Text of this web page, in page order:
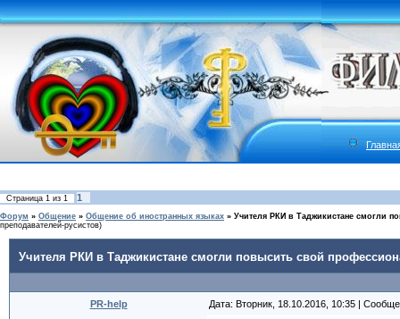
Страница 1 из 1 1
Форум » Общение » Общение об иностранных языках » Учителя РКИ в Таджикистане смогли
преподавателей-русистов)
Учителя РКИ в Таджикистане смогли повысить свой
PR-help Дата: Вторник, 18.10.2016, 10:35 |